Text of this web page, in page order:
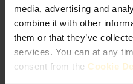
media, advertising and
combine it with other
them or that they’ve
services. You can at any
consent from the Cookie
The
Restauración y bebidas•Bar
4,7